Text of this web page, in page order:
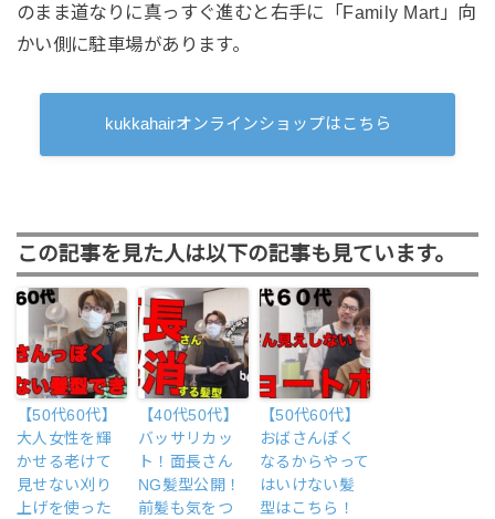
のまま道なりに真っすぐ進むと右手に「Family Mart」向
かい側に駐車場があります。
kukkahairオンラインショップはこちら
この記事を見た人は以下の記事も見ています。
【50代60代】
大人女性を輝
かせる老けて
見せない刈り
上げを使った
【40代50代】
バッサリカッ
ト！面長さん
NG髪型公開！
前髪も気をつ
【50代60代】
おばさんぽく
なるからやって
はいけない髪
型はこちら！